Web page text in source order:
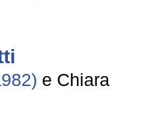
e Chiara